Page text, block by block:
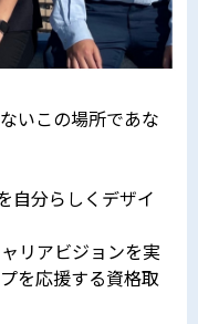
いこの場所であな
自分らしくデザイ
リアビジョンを実
を応援する資格取